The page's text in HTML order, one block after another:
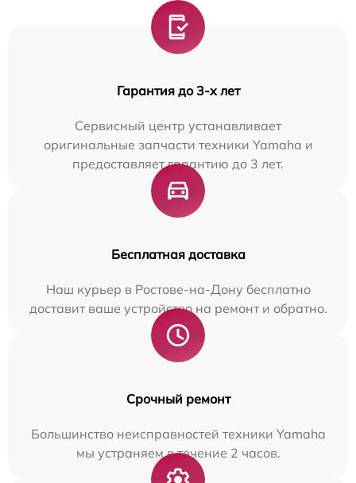
Гарантия до 3-х лет
Сервисный центр устанавливает
оригинальные запчасти техники Yamaha и
предоставляет гарантию до 3 лет.
Бесплатная доставка
Наш курьер в Ростове-на-Дону бесплатно
доставит ваше устройство на ремонт и обратно.
Срочный ремонт
Большинство неисправностей техники Yamaha
мы устраняем в течение 2 часов.